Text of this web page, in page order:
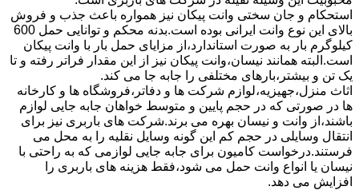
استحکام و جان سختی وانت پیکان نیز همواره باعث جذب و فروش
بالای این نوع وانت ایرانی بوده است.بدنه محکم و توانایی حمل 600
کیلوگرم بار به صورت استاندارد،از مزایای حمل بار با وانت پیکان
است.البته همانند نیسان،وانت پیکان نیز از این مقدار فراتر رفته و تا
یک تن و بیشتر،بارهای مختلفی را جابه جا می کند.
اثاث منزل،جهیزیه،لوازم شرکت ها و دفاتر،فروشگاه ها و کارخانه
ها در صورتی که در حجم پایین و متوسط خواهان جابه جایی لوازم
باشند،از وانت و نیسان بهره می برند.شرکت های باربری نیز برای
انتقال وسایلی در حجم کم این گونه وسایل نقلیه را به محل می
فرستند.درخواست کامیون برای جابه جایی لوازمی که به راحتی با
نیسان یا انواع وانت حمل می شود،فقط هزینه های باربری را
افزایش می دهد.